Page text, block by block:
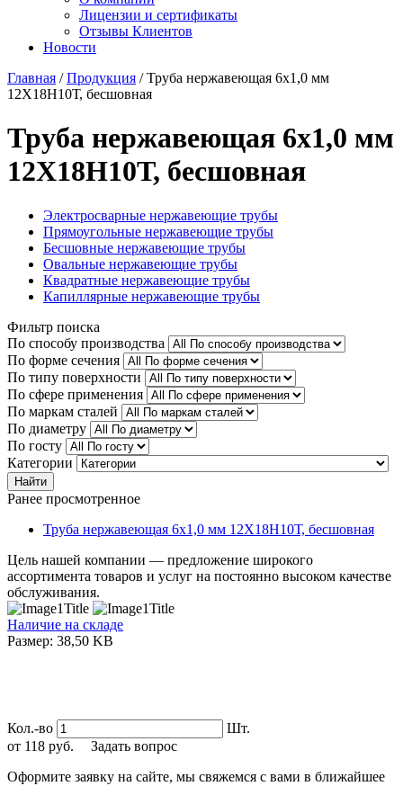
Лицензии и сертификаты
Отзывы Клиентов
Новости
Главная /Продукция /Труба нержавеющая 6х1,0 мм
12Х18Н10Т, бесшовная
Труба нержавеющая 6х1,0 мм
12Х18Н10Т, бесшовная
Электросварные нержавеющие трубы
Прямоугольные нержавеющие трубы
Бесшовные нержавеющие трубы
Овальные нержавеющие трубы
Квадратные нержавеющие трубы
Капиллярные нержавеющие трубы
Фильтр поиска
По способу производства
По форме сечения
По типу поверхности
По сфере применения
По маркам сталей
По диаметру
По госту
Категории
Найти
Ранее просмотренное
Труба нержавеющая 6х1,0 мм 12Х18Н10Т, бесшовная
Цель нашей компании — предложение широкого
ассортимента товаров и услуг на постоянно высоком качестве
обслуживания.
Наличие на складе
Размер: 38,50 KB
Кол.-во
Шт.
от 118 руб.
Задать вопрос
Оформите заявку на сайте, мы свяжемся с вами в ближайшее